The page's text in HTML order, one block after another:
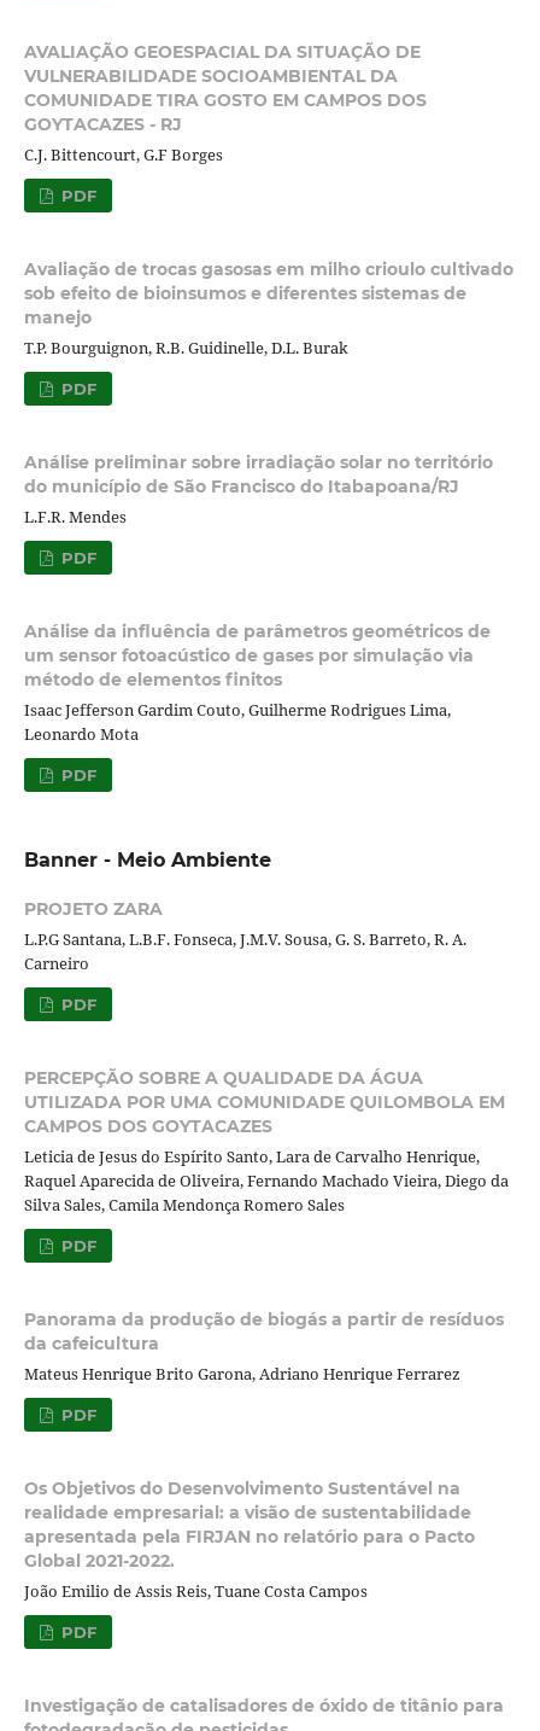
AVALIAÇÃO GEOESPACIAL DA SITUAÇÃO DE
VULNERABILIDADE SOCIOAMBIENTAL DA
COMUNIDADE TIRA GOSTO EM CAMPOS DOS
GOYTACAZES - RJ
C.J. Bittencourt, G.F Borges
PDF
Avaliação de trocas gasosas em milho crioulo cultivado
sob efeito de bioinsumos e diferentes sistemas de
manejo
T.P. Bourguignon, R.B. Guidinelle, D.L. Burak
PDF
Análise preliminar sobre irradiação solar no território
do município de São Francisco do Itabapoana/RJ
L.F.R. Mendes
PDF
Análise da influência de parâmetros geométricos de
um sensor fotoacústico de gases por simulação via
método de elementos finitos
Isaac Jefferson Gardim Couto, Guilherme Rodrigues Lima,
Leonardo Mota
PDF
Banner - Meio Ambiente
PROJETO ZARA
L.P.G Santana, L.B.F. Fonseca, J.M.V. Sousa, G. S. Barreto, R. A.
Carneiro
PDF
PERCEPÇÃO SOBRE A QUALIDADE DA ÁGUA
UTILIZADA POR UMA COMUNIDADE QUILOMBOLA EM
CAMPOS DOS GOYTACAZES
Leticia de Jesus do Espírito Santo, Lara de Carvalho Henrique,
Raquel Aparecida de Oliveira, Fernando Machado Vieira, Diego da
Silva Sales, Camila Mendonça Romero Sales
PDF
Panorama da produção de biogás a partir de resíduos
da cafeicultura
Mateus Henrique Brito Garona, Adriano Henrique Ferrarez
PDF
Os Objetivos do Desenvolvimento Sustentável na
realidade empresarial: a visão de sustentabilidade
apresentada pela FIRJAN no relatório para o Pacto
Global 2021-2022.
João Emilio de Assis Reis, Tuane Costa Campos
PDF
Investigação de catalisadores de óxido de titânio para